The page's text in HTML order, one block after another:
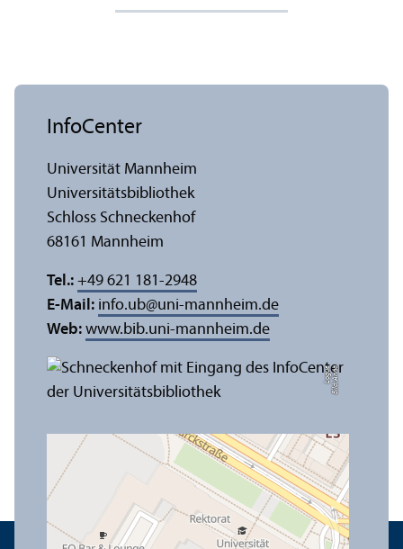
Bil
d:
A
n
n
a
L
o
g
u
e
InfoCenter
Universität Mannheim
Universitäts­bibliothek
Schloss Schneckenhof
68161 Mannheim
Tel.: +49 621 181-2948
E-Mail: info.ub@uni-mannheim.de
Web: www.bib.uni-mannheim.de